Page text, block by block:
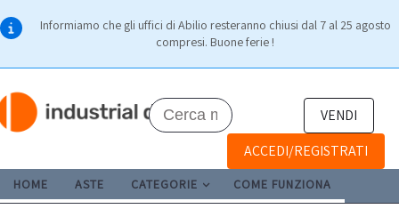
Informiamo che gli uffici di Abilio resteranno chiusi dal 7 al 25 agosto
compresi. Buone ferie !
VENDI
ACCEDI/REGISTRATI
HOME ASTE CATEGORIE COME FUNZIONA